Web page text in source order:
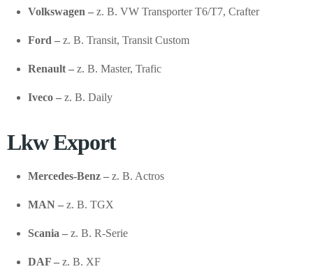
Volkswagen – z. B. VW Transporter T6/T7, Crafter
Ford – z. B. Transit, Transit Custom
Renault – z. B. Master, Trafic
Iveco – z. B. Daily
Lkw Export
Mercedes-Benz – z. B. Actros
MAN – z. B. TGX
Scania – z. B. R-Serie
DAF – z. B. XF